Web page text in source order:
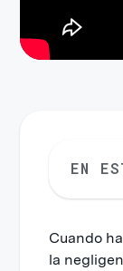
Cuando
la
EN